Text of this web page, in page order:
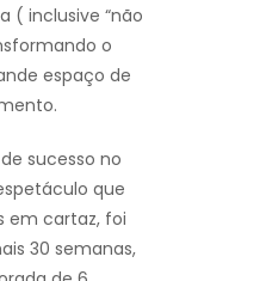
( inclusive “não
o
espaço de
sucesso no
que
em cartaz, foi
30 semanas,